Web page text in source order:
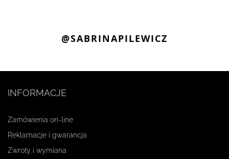
@SABRINAPILEWICZ
INFORMACJE
Zamówienia on-line
Reklamacje i gwarancja
Zwroty i wymiana